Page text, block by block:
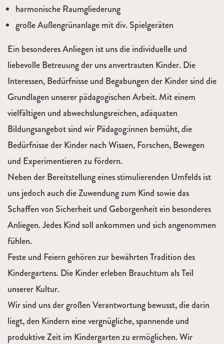
harmonische Raumgliederung
große Außengrünanlage mit div. Spielgeräten
Ein besonderes Anliegen ist uns die individuelle und
liebevolle Betreuung der uns anvertrauten Kinder. Die
Interessen, Bedürfnisse und Begabungen der Kinder sind die
Grundlagen unserer pädagogischen Arbeit. Mit einem
vielfältigen und abwechslungsreichen, adäquaten
Bildungsangebot sind wir Pädagog:innen bemüht, die
Bedürfnisse der Kinder nach Wissen, Forschen, Bewegen
und Experimentieren zu fördern.
Neben der Bereitstellung eines stimulierenden Umfelds ist
uns jedoch auch die Zuwendung zum Kind sowie das
Schaffen von Sicherheit und Geborgenheit ein besonderes
Anliegen. Jedes Kind soll ankommen und sich angenommen
fühlen.
Feste und Feiern gehören zur bewährten Tradition des
Kindergartens. Die Kinder erleben Brauchtum als Teil
unserer Kultur.
Wir sind uns der großen Verantwortung bewusst, die darin
liegt, den Kindern eine vergnügliche, spannende und
produktive Zeit im Kindergarten zu ermöglichen. Wir